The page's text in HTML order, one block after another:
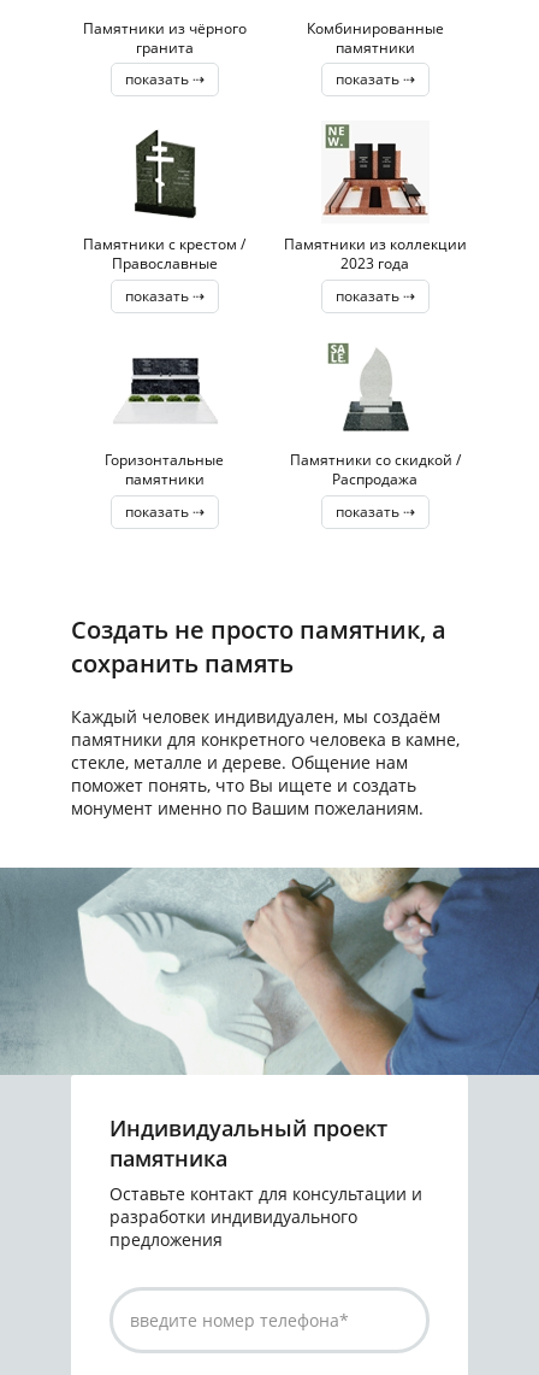
Памятники из чёрного
гранита
показать ⇢
Комбинированные
памятники
показать ⇢
Памятники с крестом /
Православные
показать ⇢
Памятники из коллекции
2023 года
показать ⇢
Горизонтальные
памятники
показать ⇢
Памятники со скидкой /
Распродажа
показать ⇢
Создать не просто памятник, а
сохранить память
Каждый человек индивидуален, мы создаём
памятники для конкретного человека в камне,
стекле, металле и дереве. Общение нам
поможет понять, что Вы ищете и создать
монумент именно по Вашим пожеланиям.
Индивидуальный проект
памятника
Оставьте контакт для консультации и
разработки индивидуального
предложения